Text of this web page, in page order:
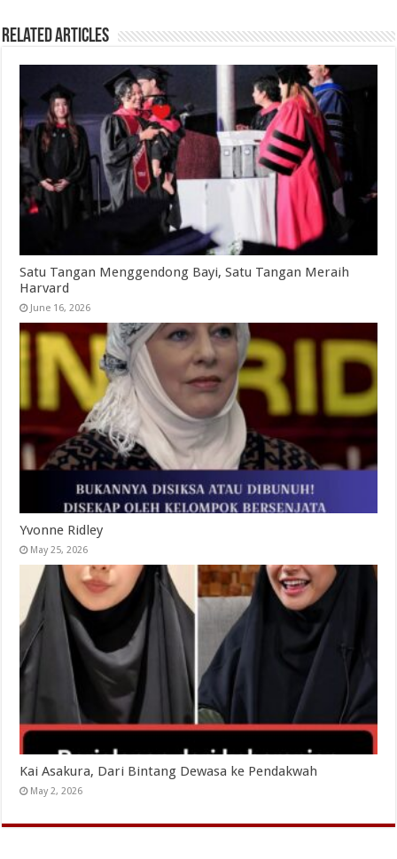
Related Articles
Satu Tangan Menggendong Bayi, Satu Tangan Meraih
Harvard
June 16, 2026
Yvonne Ridley
May 25, 2026
Kai Asakura, Dari Bintang Dewasa ke Pendakwah
May 2, 2026